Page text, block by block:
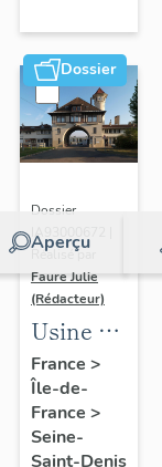
Dossier
Aperçu
Dossier
IA93000672 |
Réalisé par
Faure Julie
(Rédacteur)
Usine de
produits
Roussel-
Uclaf,
France >
Île-de-
France >
Seine-
Saint-Denis